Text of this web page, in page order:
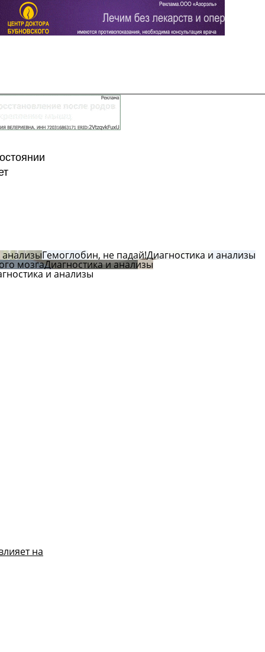
анализыГемоглобин, не падай!Диагностика и анализы
мозгаДиагностика и анализы
и анализы
на